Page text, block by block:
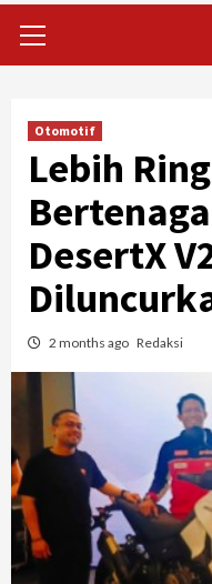
Menu
Otomotif
Lebih
DesertX
2 months ago Redaksi